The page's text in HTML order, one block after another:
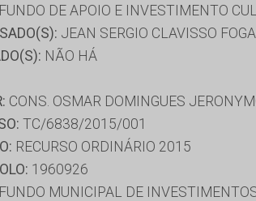
FUNDO DE APOIO E INVESTIMENTO
JEAN SERGIO CLAVISSO
NÃO HÁ
CONS. OSMAR DOMINGUES
TC/6838/2015/001
RECURSO ORDINÁRIO 2015
1960926
FUNDO MUNICIPAL DE